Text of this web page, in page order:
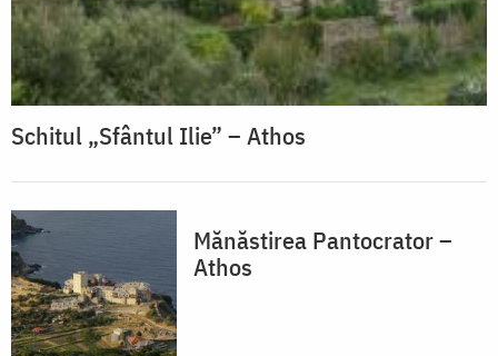
Schitul „Sfântul Ilie” – Athos
Mănăstirea Pantocrator –
Athos